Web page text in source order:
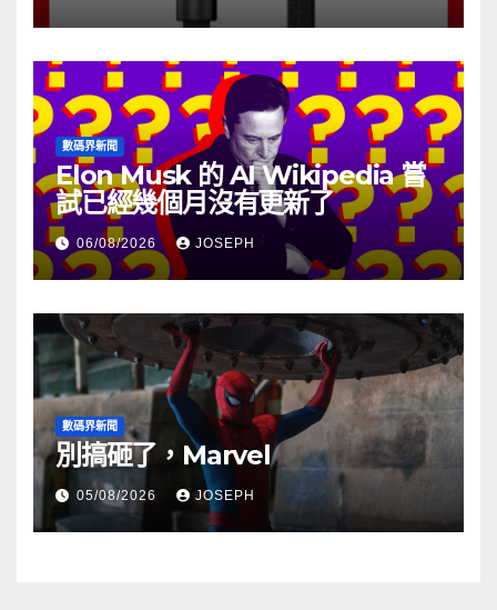
數碼界新聞
Elon Musk 的 AI Wikipedia 嘗
試已經幾個月沒有更新了
06/08/2026 JOSEPH
數碼界新聞
別搞砸了，Marvel
05/08/2026 JOSEPH